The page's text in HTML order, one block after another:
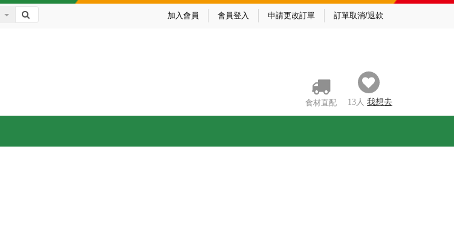
加入會員 會員登入 申請更改訂單 訂單取消/退款
食材直配 13人 我想去